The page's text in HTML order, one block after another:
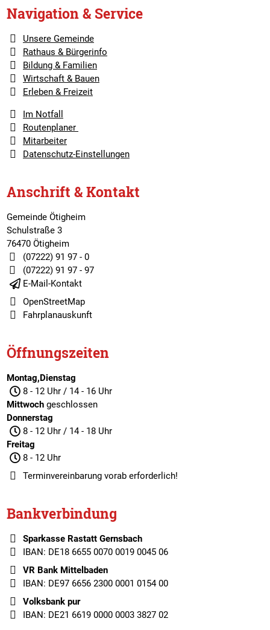
Navigation & Service
Unsere Gemeinde
Rathaus & Bürgerinfo
Bildung & Familien
Wirtschaft & Bauen
Erleben & Freizeit
Im Notfall
Routenplaner
Mitarbeiter
Datenschutz-Einstellungen
Anschrift & Kontakt
Gemeinde Ötigheim
Schulstraße 3
76470 Ötigheim
(07222) 91 97 - 0
(07222) 91 97 - 97
E-Mail-Kontakt
OpenStreetMap
Fahrplanauskunft
Öffnungszeiten
Montag,Dienstag
8 - 12 Uhr / 14 - 16 Uhr
Mittwochgeschlossen
Donnerstag
8 - 12 Uhr / 14 - 18 Uhr
Freitag
8 - 12 Uhr
Terminvereinbarungvorab erforderlich!
Bankverbindung
Sparkasse Rastatt Gernsbach
IBAN: DE18 6655 0070 0019 0045 06
VR Bank Mittelbaden
IBAN: DE97 6656 2300 0001 0154 00
Volksbank pur
IBAN: DE21 6619 0000 0003 3827 02